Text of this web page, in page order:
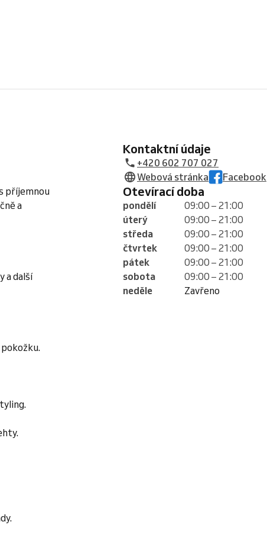
příjemnou
a
a další
Kontaktní údaje
+420 602 707 027
Webová stránka
Facebook
Otevírací doba
pondělí
09:00 – 21:00
úterý
09:00 – 21:00
středa
09:00 – 21:00
čtvrtek
09:00 – 21:00
pátek
09:00 – 21:00
sobota
09:00 – 21:00
neděle
Zavřeno